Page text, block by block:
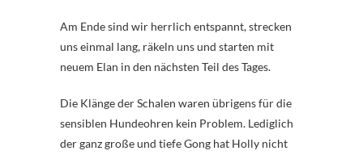
Am Ende sind wir herrlich entspannt, strecken
uns einmal lang, räkeln uns und starten mit
neuem Elan in den nächsten Teil des Tages.
Die Klänge der Schalen waren übrigens für die
sensiblen Hundeohren kein Problem. Lediglich
der ganz große und tiefe Gong hat Holly nicht